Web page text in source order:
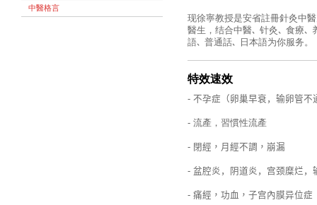
中醫格言
现徐寧教授是安省註冊針灸中
醫生，结合中醫､ 针灸､ 食療､
語､ 普通話､ 日本語为你服务。
特效速效
- 不孕症（卵巢早衰，输卵管不
- 流產，習慣性流產
- 閉經 ， 月經不調，崩漏
- 盆腔炎，阴道炎，宫颈糜烂，
- 痛經，功血，子宫內膜异位症